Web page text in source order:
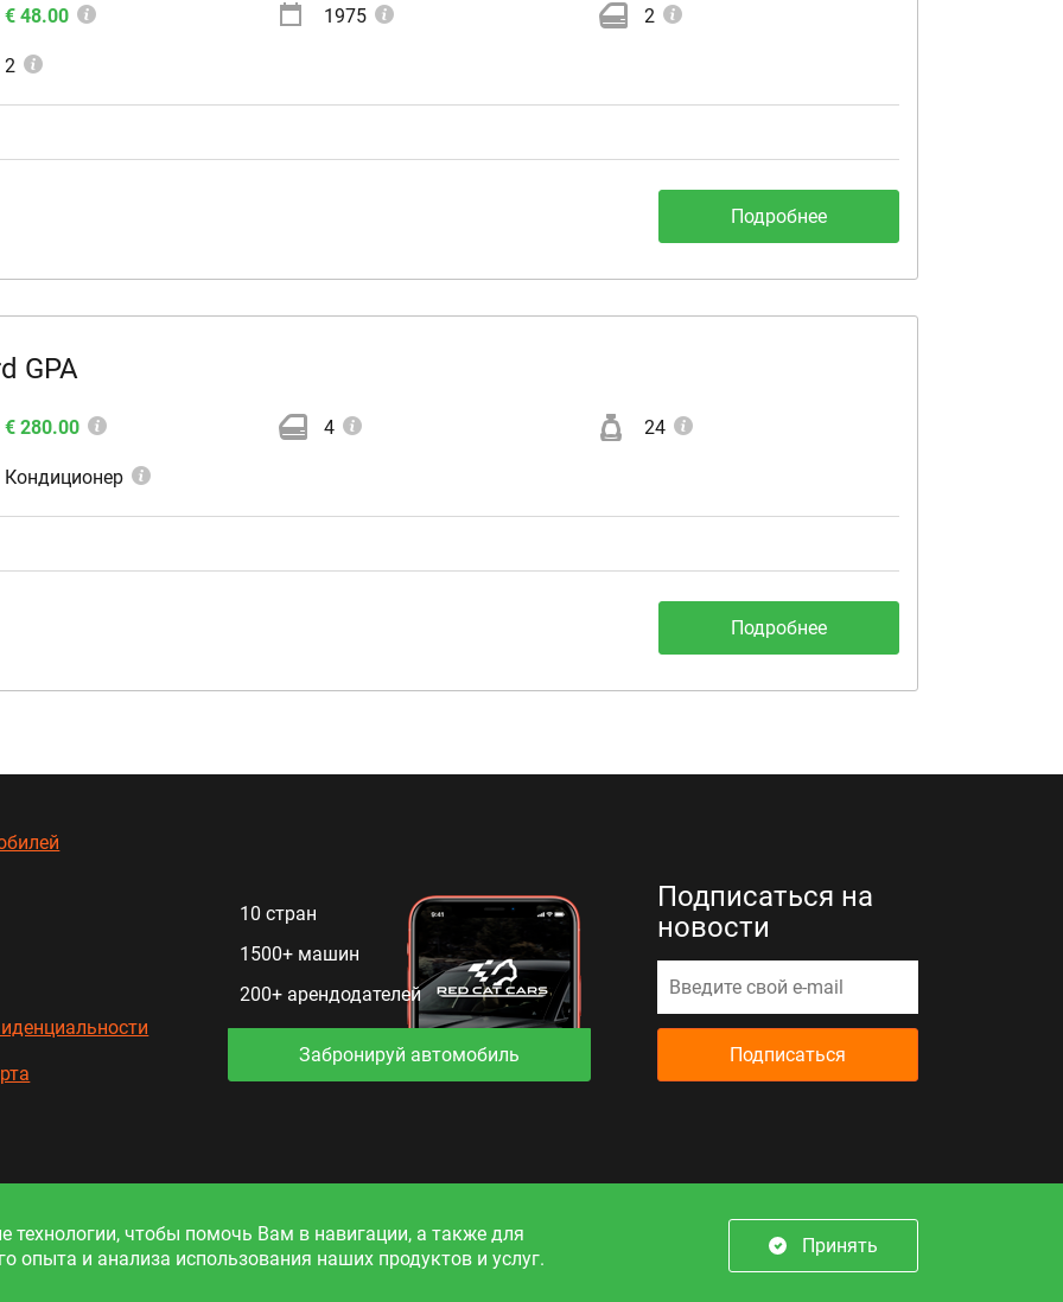
€ 48.00 1975 2
2
Подробнее
GPA
€ 280.00 4 24
Кондиционер
Подробнее
10 стран
1500+ машин
200+ арендодателей
Забронируй автомобиль
Подписаться на
новости
Подписаться
на сайте приведена справочно и не является публичной офертой
©2026. Все права защищены.
технологии, чтобы помочь Вам в навигации, а также для
опыта и анализа использования наших продуктов и услуг.
Принять